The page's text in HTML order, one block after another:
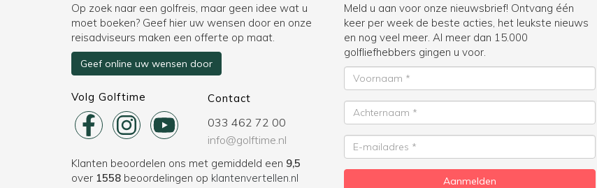
Op zoek naar een golfreis, maar geen idee wat u
moet boeken? Geef hier uw wensen door en onze
reisadviseurs maken een offerte op maat.
Geef online uw wensen door
Volg Golftime Contact
033 462 72 00
info@golftime.nl
Klanten beoordelen ons met gemiddeld een 9,5
over 1558 beoordelingen op klantenvertellen.nl
Meld u aan voor onze nieuwsbrief! Ontvang één
keer per week de beste acties, het leukste nieuws
en nog veel meer. Al meer dan 15.000
golfliefhebbers gingen u voor.
Voornaam
Achternaam
E-
mailadres
Aanmelden